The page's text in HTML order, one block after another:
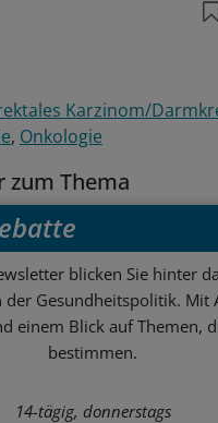
Karzinom/
Onkologie
zum Thema
blicken Sie hinter
der Gesundheitspolitik. Mit
einem Blick auf Themen,
bestimmen.
14-tägig, donnerstags